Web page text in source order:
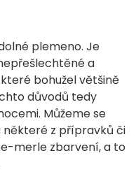
plemeno. Je
a
bohužel většině
důvodů tedy
Můžeme se
z přípravků či
merle zbarvení, a to